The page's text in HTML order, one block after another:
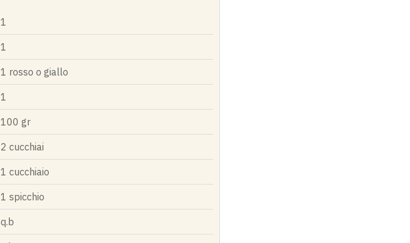
1
1
1 rosso o giallo
1
100 gr
2 cucchiai
1 cucchiaio
1 spicchio
q.b